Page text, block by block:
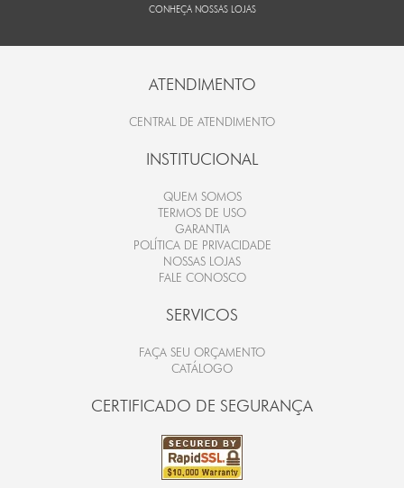
CONHEÇA NOSSAS LOJAS
ATENDIMENTO
CENTRAL DE ATENDIMENTO
INSTITUCIONAL
QUEM SOMOS
TERMOS DE USO
GARANTIA
POLÍTICA DE PRIVACIDADE
NOSSAS LOJAS
FALE CONOSCO
SERVICOS
FAÇA SEU ORÇAMENTO
CATÁLOGO
CERTIFICADO DE SEGURANÇA